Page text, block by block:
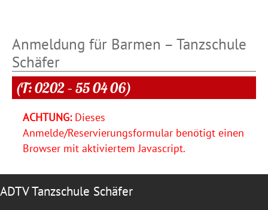
Anmeldung für Barmen – Tanzschule
Schäfer
(T: 0202 – 55 04 06)
ACHTUNG:Dieses
Anmelde/Reservierungsformular benötigt einen
Browser mit aktiviertem Javascript.
ADTV Tanzschule Schäfer